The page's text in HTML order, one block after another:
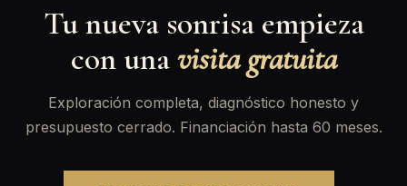
Tu nueva sonrisa empieza
con unavisita gratuita
Exploración completa, diagnóstico honesto y
presupuesto cerrado. Financiación hasta 60 meses.